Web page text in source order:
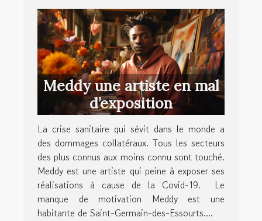
Meddy une artiste en mal
d’exposition
La crise sanitaire qui sévit dans le monde a
des dommages collatéraux. Tous les secteurs
des plus connus aux moins connu sont touché.
Meddy est une artiste qui peine à exposer ses
réalisations à cause de la Covid-19. Le
manque de motivation Meddy est une
habitante de Saint-Germain-des-Essourts....